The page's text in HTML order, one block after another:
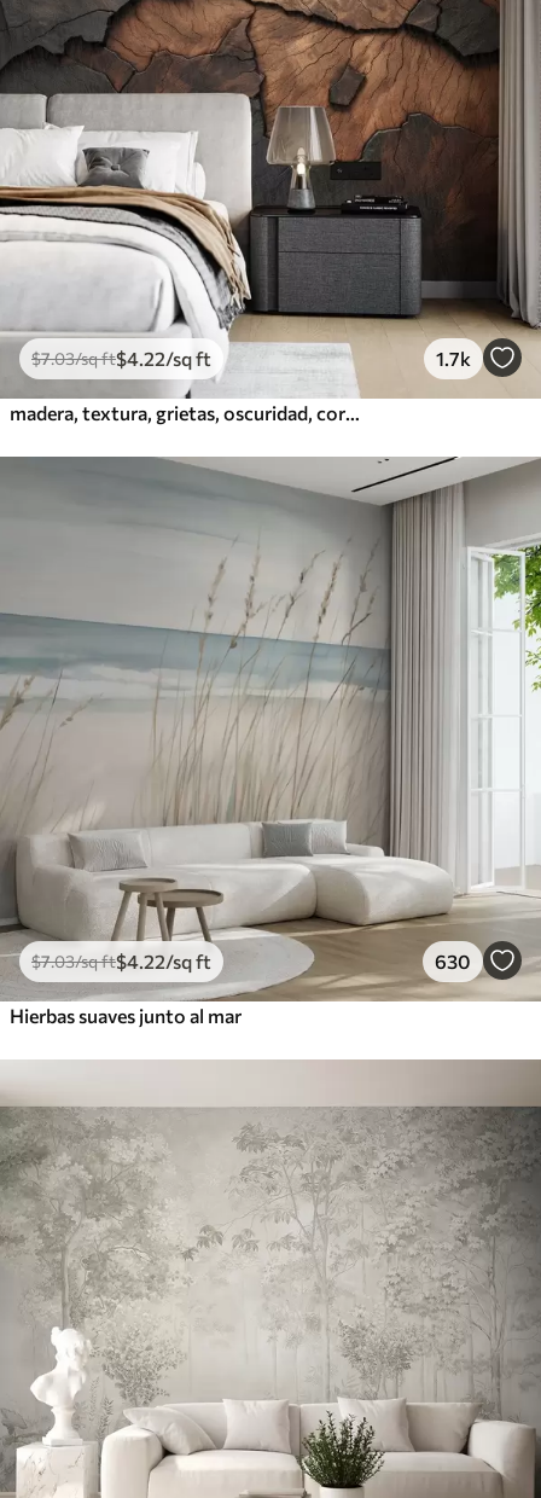
$7.03/sq ft$4.22/sq ft 1.7k
madera, textura, grietas, oscuridad, corteza, superficie
$7.03/sq ft$4.22/sq ft 630
Hierbas suaves junto al mar